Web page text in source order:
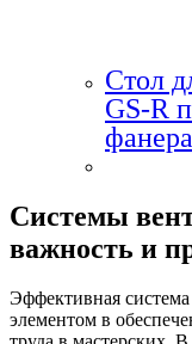
Стол
GS-R
фанера
Системы
важность и
Эффективная
элементом в